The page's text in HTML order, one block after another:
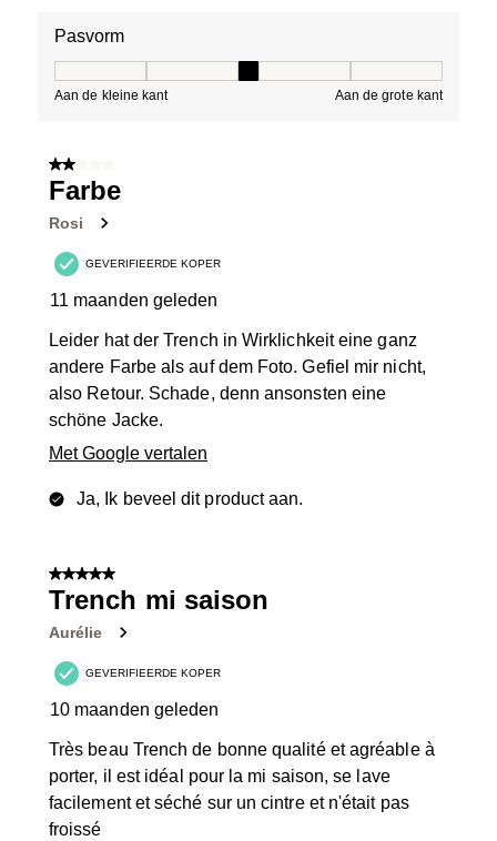
Pasvorm
Aan de kleine kant Aan de grote kant
2 van 5 sterren.
Farbe
Rosi
GEVERIFIEERDE KOPER
11 maanden geleden
Leider hat der Trench in Wirklichkeit eine ganz
andere Farbe als auf dem Foto. Gefiel mir nicht,
also Retour. Schade, denn ansonsten eine
schöne Jacke.
Met Google vertalen
Ja, Ik beveel dit product aan.
5 van 5 sterren.
Trench mi saison
Aurélie
GEVERIFIEERDE KOPER
10 maanden geleden
Très beau Trench de bonne qualité et agréable à
porter, il est idéal pour la mi saison, se lave
facilement et séché sur un cintre et n'était pas
froissé